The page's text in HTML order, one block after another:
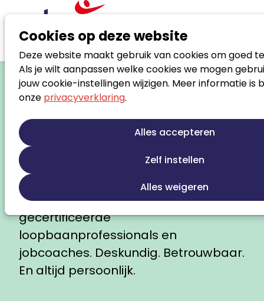
Cookies op deze website
Deze website maakt gebruik van cookies om goed
Als je wilt aanpassen welke cookies we mogen
jouw cookie-instellingen wijzigen. Meer informatie is
onze privacyverklaring.
Alles accepteren
Zelf instellen
Alles weigeren
Loopbaanbegeleiding
die werkt. Voor jou.
een carrièreswitch overweegt, tijdelijk
zonder werk zit, extra ondersteuning
nodig hebt om aan het werk te
komen of klaar bent voor een
volgende stap: bij Noloc vind je
gecertificeerde
loopbaanprofessionals en
jobcoaches. Deskundig. Betrouwbaar.
En altijd persoonlijk.